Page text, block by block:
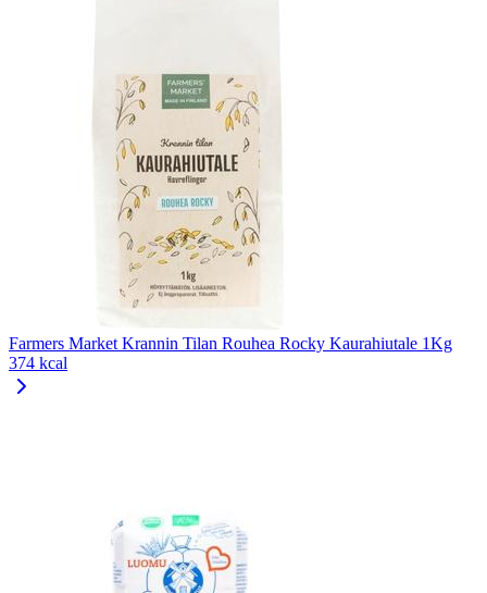
Farmers Market Krannin Tilan Rouhea Rocky Kaurahiutale 1Kg
374 kcal